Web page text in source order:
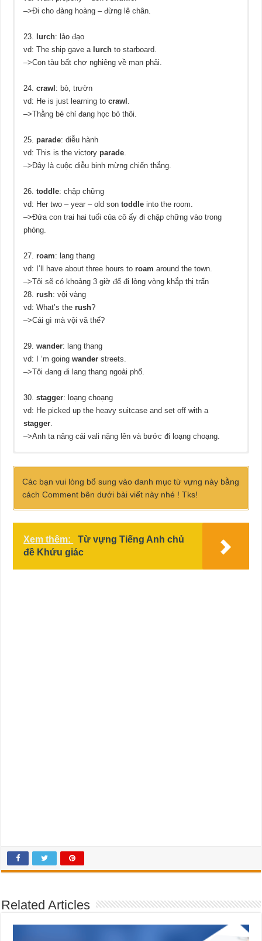
–>Đi cho đàng hoàng – đừng lê chân.
23. lurch: lảo đạo
vd: The ship gave a lurch to starboard.
–>Con tàu bất chợ nghiêng về mạn phải.
24.crawl : bò, trườn
vd: He is just learning tocrawl .
–>Thằng bé chỉ đang học bò thôi.
25.parade: diễu hành
vd: This is the victoryparade.
–>Đây là cuộc diễu binh mừng chiến thắng.
26.toddle: chập chững
vd: Her two – year – old sontoddle into the room.
–>Đứa con trai hai tuổi của cô ấy đi chập chững vào trong
phòng.
27.roam: lang thang
vd: I’ll have about three hours toroam around the town.
–>Tôi sẽ có khoảng 3 giờ để đi lòng vòng khắp thị trấn
28.rush: vội vàng
vd: What’s therush?
–>Cái gì mà vội vã thế?
29.wander: lang thang
vd: I ‘m goingwander streets.
–>Tôi đang đi lang thang ngoài phố.
30.stagger: loạng choạng
vd: He picked up the heavy suitcase and set off with a
stagger.
–>Anh ta nâng cái vali nặng lên và bước đi loạng choạng.
Các bạn vui lòng bổ sung vào danh mục từ vựng này bằng
cách Comment bên dưới bài viết này nhé ! Tks!
Xem thêm:
Từ vựng Tiếng Anh chủ
đề Khứu giác
Related Articles